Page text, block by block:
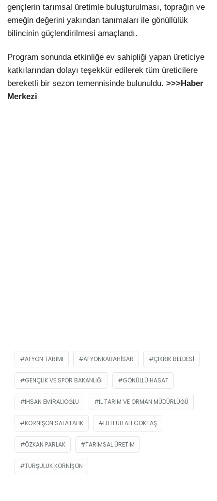
gençlerin tarımsal üretimle buluşturulması, toprağın ve
emeğin değerini yakından tanımaları ile gönüllülük
bilincinin güçlendirilmesi amaçlandı.
Program sonunda etkinliğe ev sahipliği yapan üreticiye
katkılarından dolayı teşekkür edilerek tüm üreticilere
bereketli bir sezon temennisinde bulunuldu. >>>Haber
Merkezi
AFYON TARIMI AFYONKARAHISAR ÇIKRIK BELDESI
GENÇLIK VE SPOR BAKANLIĞI GÖNÜLLÜ HASAT
İHSAN EMIRALIOĞLU IL TARIM VE ORMAN MÜDÜRLÜĞÜ
KORNIŞON SALATALIK LÜTFULLAH GÖKTAŞ
ÖZKAN PARLAK TARIMSAL ÜRETIM
TURŞULUK KORNIŞON